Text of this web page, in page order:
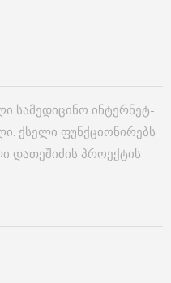
სამედიცინო ინტერნეტ-
ქსელი ფუნქციონირებს
დათეშიძის პროექტის